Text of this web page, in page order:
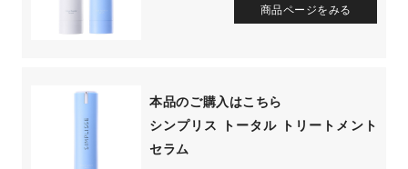
商品ページをみる
本品のご購入はこちら
シンプリス トータル トリートメント
セラム